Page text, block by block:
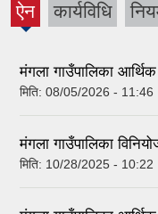
ऐन कार्यविधि
मंगला गाउँपालिका
मिति: 08/05/2026 - 11:46
मंगला गाउँपालिका
मिति: 10/28/2025 - 10:22